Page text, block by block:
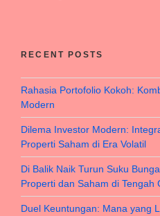
RECENT POSTS
Rahasia Portofolio Kokoh:
Modern
Dilema Investor Modern:
Properti Saham di Era Volatil
Di Balik Naik Turun Suku
Properti dan Saham di Tengah
Duel Keuntungan: Mana yang